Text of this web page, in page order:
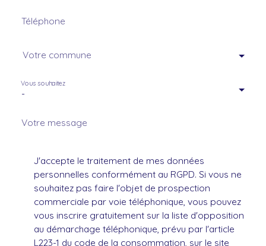
Téléphone
Votre commune
-
Vous souhaitez
Votre message
J'accepte le traitement de mes données
personnelles conformément au RGPD. Si vous ne
souhaitez pas faire l'objet de prospection
commerciale par voie téléphonique, vous pouvez
vous inscrire gratuitement sur la liste d'opposition
au démarchage téléphonique, prévu par l'article
L223-1 du code de la consommation, sur le site